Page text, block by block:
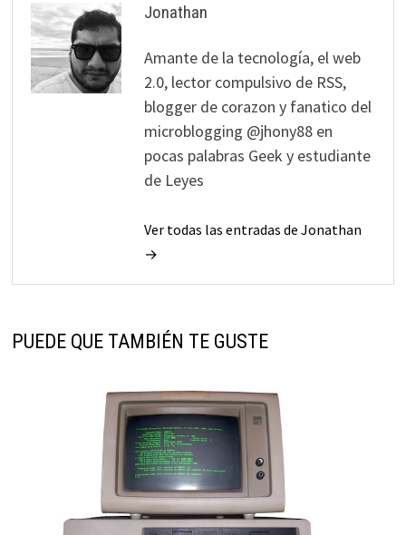
Jonathan
Amante de la tecnología, el web
2.0, lector compulsivo de RSS,
blogger de corazon y fanatico del
microblogging @jhony88 en
pocas palabras Geek y estudiante
de Leyes
Ver todas las entradas de Jonathan
→
PUEDE QUE TAMBIÉN TE GUSTE